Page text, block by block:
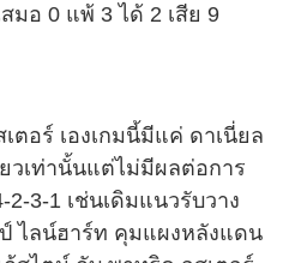
มอ 0 แพ้ 3 ได้ 2 เสีย 9
ร์ เองเกมนี้มีแค่ ดาเนี่ยล
ยวเท่านั้นแต่ไม่มีผลต่อการ
3-1 เช่นเดิมแนวรับวาง
ไลน์ฮาร์ท คุมแผงหลังแดน